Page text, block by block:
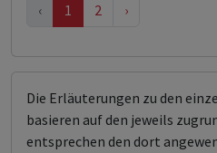
‹ 1 2 ›
Die Erläuterungen zu den
basieren auf den jeweils
entsprechen den dort